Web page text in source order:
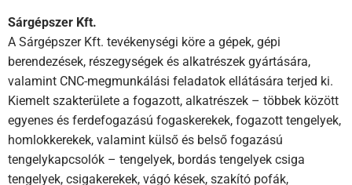
Sárgépszer Kft.
A Sárgépszer Kft. tevékenységi köre a gépek, gépi
berendezések, részegységek és alkatrészek gyártására,
valamint CNC-megmunkálási feladatok ellátására terjed ki.
Kiemelt szakterülete a fogazott, alkatrészek – többek között
egyenes és ferdefogazású fogaskerekek, fogazott tengelyek,
homlokkerekek, valamint külső és belső fogazású
tengelykapcsolók – tengelyek, bordás tengelyek csiga
tengelyek, csigakerekek, vágó kések, szakító pofák,